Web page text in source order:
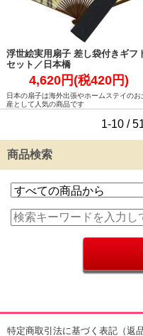
浮世絵実用扇子 差し袋付きギフ
セット／日本橋
4,620円(税420円)
日本の扇子は海外出張やホームステイのお
産として人気の商品です
1-10 /
商品検索
特定商取引法に基づく表記（返品